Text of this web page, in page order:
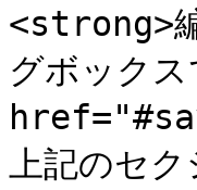
<strong>
グボック
上記のセ